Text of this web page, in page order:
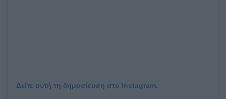
Δείτε αυτή τη δημοσίευση στο Instagram.